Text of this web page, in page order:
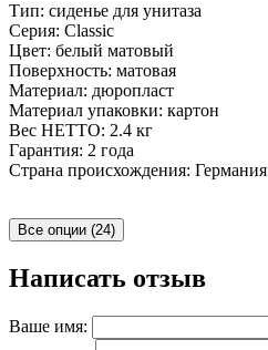
Тип: сиденье для унитаза
Серия: Classic
Цвет: белый матовый
Поверхность: матовая
Материал: дюропласт
Материал упаковки: картон
Вес НЕТТО: 2.4 кг
Гарантия: 2 года
Страна происхождения: Германия
Все опции (24)
Написать отзыв
Ваше имя: